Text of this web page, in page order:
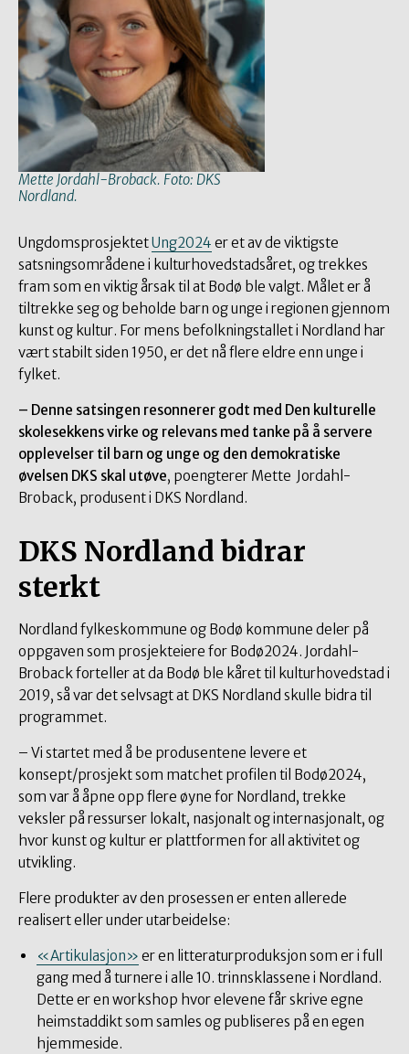
Mette Jordahl-Broback. Foto: DKS
Nordland.
UngdomsprosjektetUng2024 er et av de viktigste
satsningsområdene i kulturhovedstadsåret, og trekkes
fram som en viktig årsak til at Bodø ble valgt. Målet er å
tiltrekke seg og beholde barn og unge i regionen gjennom
kunst og kultur. For mens befolkningstallet i Nordland har
vært stabilt siden 1950, er det nå flere eldre enn unge i
fylket.
– Denne satsingen resonnerer godt med Den kulturelle
skolesekkens virke og relevans med tanke på å servere
opplevelser til barn og unge og den demokratiske
øvelsen DKS skal utøve, poengterer Mette Jordahl-
Broback, produsent i DKS Nordland.
DKS Nordland bidrar
sterkt
Nordland fylkeskommune og Bodø kommune deler på
oppgaven som prosjekteiere for Bodø2024. Jordahl-
Broback forteller at da Bodø ble kåret til kulturhovedstad i
2019, så var det selvsagt at DKS Nordland skulle bidra til
programmet.
– Vi startet med å be produsentene levere et
konsept/prosjekt som matchet profilen til Bodø2024,
som var å åpne opp flere øyne for Nordland, trekke
veksler på ressurser lokalt, nasjonalt og internasjonalt, og
hvor kunst og kultur er plattformen for all aktivitet og
utvikling.
Flere produkter av den prosessen er enten allerede
realisert eller under utarbeidelse:
«Artikulasjon» er en litteraturproduksjon som er i full
gang med å turnere i alle 10. trinnsklassene i Nordland.
Dette er en workshop hvor elevene får skrive egne
heimstaddikt som samles og publiseres på en egen
hjemmeside.